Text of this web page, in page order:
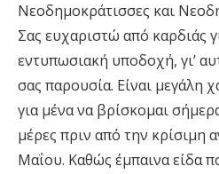
Νεοδημοκράτισσες και
Σας ευχαριστώ από καρδιάς
εντυπωσιακή υποδοχή, γι’
σας παρουσία. Είναι μεγάλη
για μένα να βρίσκομαι
μέρες πριν από την κρίσιμη
Μαΐου. Καθώς έμπαινα είδα